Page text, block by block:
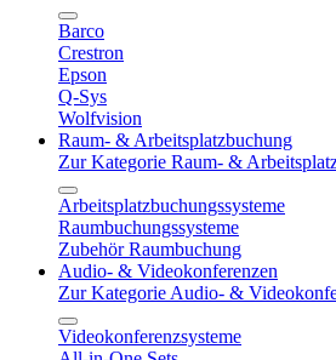
Barco
Crestron
Epson
Q-Sys
Wolfvision
Raum- & Arbeitsplatzbuchung
Zur Kategorie Raum- &
Arbeitsplatzbuchungssysteme
Raumbuchungssysteme
Zubehör Raumbuchung
Audio- & Videokonferenzen
Zur Kategorie Audio- &
Videokonferenzsysteme